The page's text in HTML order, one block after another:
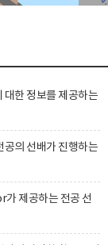
대한 정보를 제공하는
공의 선배가 진행하는
제공하는 전공 선